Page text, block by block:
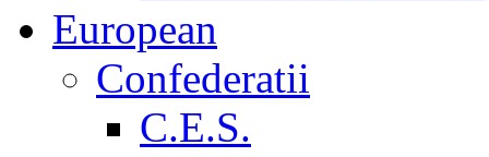
European
Confederatii
C.E.S.